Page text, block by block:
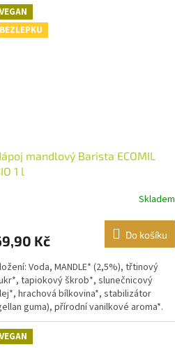
VEGAN
BEZLEPKU
mandlový Barista ECOMIL
1 l
Skladem
Kč Do košíku
Voda, MANDLE* (2,5%), třtinový
tapiokový škrob*, slunečnicový
hrachová bílkovina*, stabilizátor
guma), přírodní vanilkové aroma*.
obsahovat...
VEGAN